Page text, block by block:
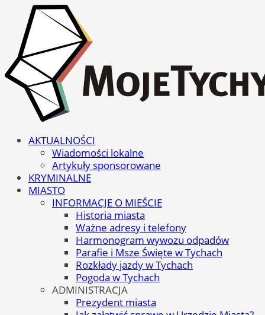
AKTUALNOŚCI
Wiadomości lokalne
Artykuły sponsorowane
KRYMINALNE
MIASTO
INFORMACJE O MIEŚCIE
Historia miasta
Ważne adresy i telefony
Harmonogram wywozu odpadów
Parafie i Msze Święte w Tychach
Rozkłady jazdy w Tychach
Pogoda w Tychach
ADMINISTRACJA
Prezydent miasta